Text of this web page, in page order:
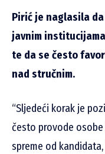
Pirić je naglasila
javnim
te da se često
nad stručnim.
“Sljedeći korak je
često provode
spreme od